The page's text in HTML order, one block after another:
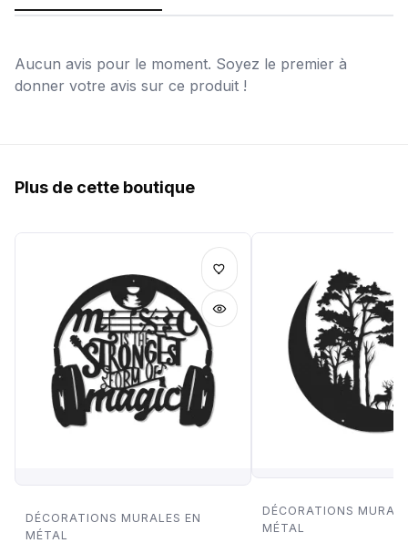
Aucun avis pour le moment. Soyez le premier à
donner votre avis sur ce produit !
Plus de cette boutique
DÉCORATIONS MURALES EN
MÉTAL
DÉCORATIONS
MÉTAL